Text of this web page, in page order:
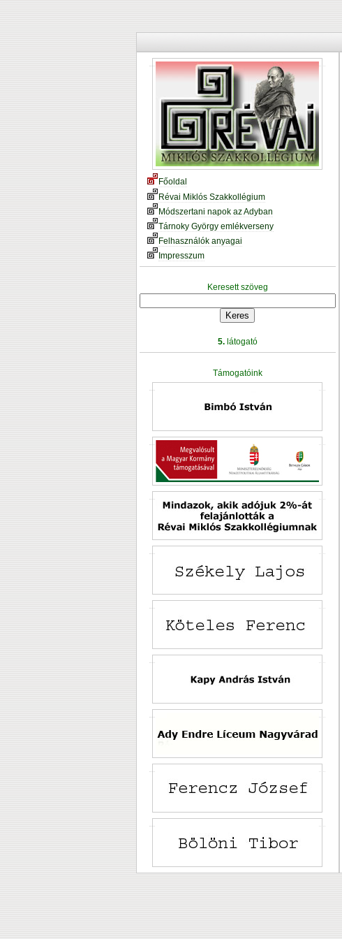
Főoldal
Révai Miklós Szakkollégium
Módszertani napok az Adyban
Tárnoky György emlékverseny
Felhasználók anyagai
Impresszum
Keresett szöveg
5.látogató
Támogatóink